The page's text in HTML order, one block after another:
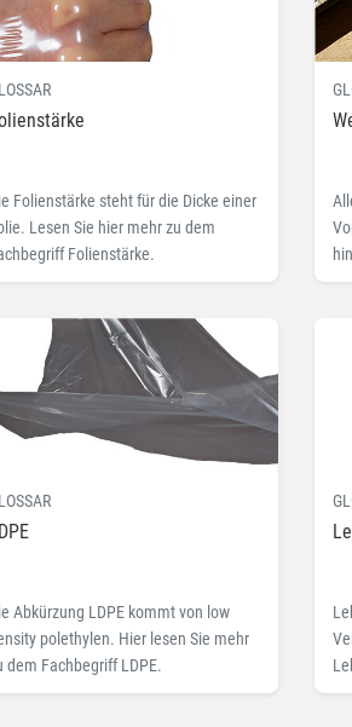
Folienstärke steht für die Dicke einer
Lesen Sie hier mehr zu dem
Folienstärke.
Abkürzung LDPE kommt von low
polethylen. Hier lesen Sie mehr
dem Fachbegriff LDPE.